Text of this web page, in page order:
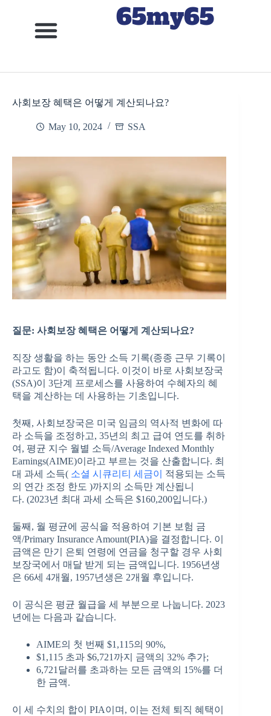
65my65
사회보장 혜택은 어떻게 계산되나요?
May 10, 2024 SSA
질문: 사회보장 혜택은 어떻게 계산되나요?
직장 생활을 하는 동안 소득 기록(종종 근무 기록이
라고도 함)이 축적됩니다. 이것이 바로 사회보장국
(SSA)이 3단계 프로세스를 사용하여 수혜자의 혜
택을 계산하는 데 사용하는 기초입니다.
첫째, 사회보장국은 미국 임금의 역사적 변화에 따
라 소득을 조정하고, 35년의 최고 급여 연도를 취하
여, 평균 지수 월별 소득/Average Indexed Monthly
Earnings(AIME)이라고 부르는 것을 산출합니다. 최
대 과세 소득( 소셜 시큐리티 세금이
적용되는 소득
의 연간 조정 한도 )까지의 소득만 계산됩니
다. (2023년 최대 과세 소득은 $160,200입니다.)
둘째, 월 평균에 공식을 적용하여 기본 보험 금
액/Primary Insurance Amount(PIA)을 결정합니다. 이
금액은 만기 은퇴 연령에 연금을 청구할 경우 사회
보장국에서 매달 받게 되는 금액입니다. 1956년생
은 66세 4개월, 1957년생은 2개월 후입니다.
이 공식은 평균 월급을 세 부분으로 나눕니다. 2023
년에는 다음과 같습니다.
AIME의 첫 번째 $1,115의 90%,
$1,115 초과 $6,721까지 금액의 32% 추가;
6,721달러를 초과하는 모든 금액의 15%를 더
한 금액.
이 세 수치의 합이 PIA이며, 이는 전체 퇴직 혜택이